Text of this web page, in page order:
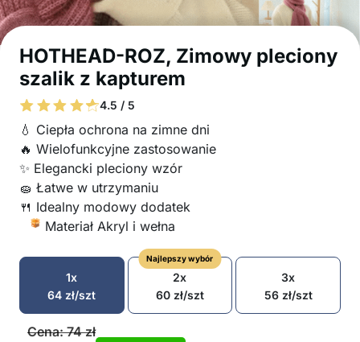
HOTHEAD-ROZ, Zimowy pleciony
szalik z kapturem
4.5 / 5
💧 Ciepła ochrona na zimne dni
🔥 Wielofunkcyjne zastosowanie
✨ Elegancki pleciony wzór
🧽 Łatwe w utrzymaniu
🍴 Idealny modowy dodatek
Materiał Akryl i wełna
1x
64 zł/szt
Najlepszy wybór
2x
60 zł/szt
3x
56 zł/szt
Cena:74zł